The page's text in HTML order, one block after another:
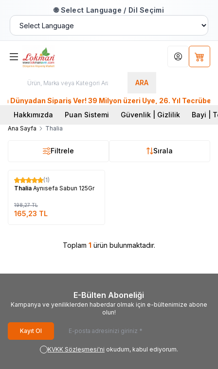
🌐 Select Language / Dil Seçimi
ARA
Hesabım
Sipariş Ver! 39 Milyon üzeri Üye, 26. Yıl
Hakkımızda
Puan Sistemi Güvenlik | Gizlilik Bayi |
Ana Sayfa Thalia
Filtrele Sırala
%17
(1)
Thalia Aynısefa Sabun 125Gr
198,27TL
165,23 TL
Toplam 1 ürün bulunmaktadır.
E-Bülten Aboneliği
Kampanya ve yeniliklerden haberdar olmak için e-bültenimize abone
olun!
Kayıt Ol
KVKK Sözleşmesi'ni okudum, kabul ediyorum.